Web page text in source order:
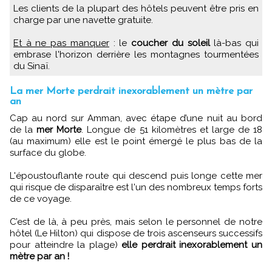
Les clients de la plupart des hôtels peuvent être pris en
charge par une navette gratuite.
Et à ne pas manquer: le coucher du soleillà-bas qui
embrase l'horizon derrière les montagnes tourmentées
du Sinaï.
La mer Morte perdrait inexorablement un mètre par
an
Cap au nord sur Amman, avec étape d’une nuit au bord
de lamer Morte. Longue de 51 kilomètres et large de 18
(au maximum) elle est le point émergé le plus bas de la
surface du globe.
L'époustouflante route qui descend puis longe cette mer
qui risque de disparaître est l'un des nombreux temps forts
de ce voyage.
C’est de là, à peu près, mais selon le personnel de notre
hôtel (Le Hilton) qui dispose de trois ascenseurs successifs
pour atteindre la plage) elle perdrait inexorablement un
mètre par an !